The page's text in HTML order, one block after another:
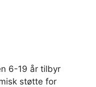
6-19 år tilbyr
støtte for